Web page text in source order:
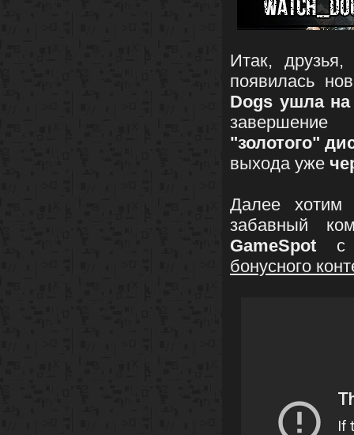
Итак,
появилась
Dogs ушла на
завершение
"золотого"
выхода уже
Далее хотим
забавный
GameSpot с
бонусного